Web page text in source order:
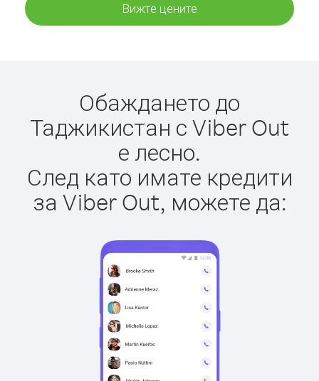
Вижте цените
Обаждането до
Таджикистан с Viber Out
е лесно.
След като имате кредити
за Viber Out, можете да: